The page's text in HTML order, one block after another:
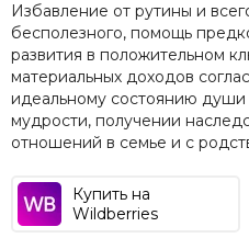
Избавление от рутины и
бесполезного, помощь
развития в положительном
материальных доходов
идеальному состоянию
мудрости, получении
отношений в семье и с
Купить на
Wildberries